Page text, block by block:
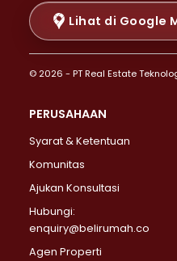
Properti Dijual di Kramat >
Properti Dijual di Pasar Baru >
Properti Dijual di
Properti Dijual di
Properti Dijual di Lebak Bulus
Properti Dijual di Gandaria
Properti Dijual di Pondok
Properti Dijual di Lenteng
Properti Dijual di Senayan >
Properti Dijual di Pondok
Lihat di Google
© 2026 - PT Real Estate
PERUSAHAAN
Syarat & Ketentuan
Komunitas
Ajukan Konsultasi
Hubungi:
enquiry@belirumah.co
Agen Properti